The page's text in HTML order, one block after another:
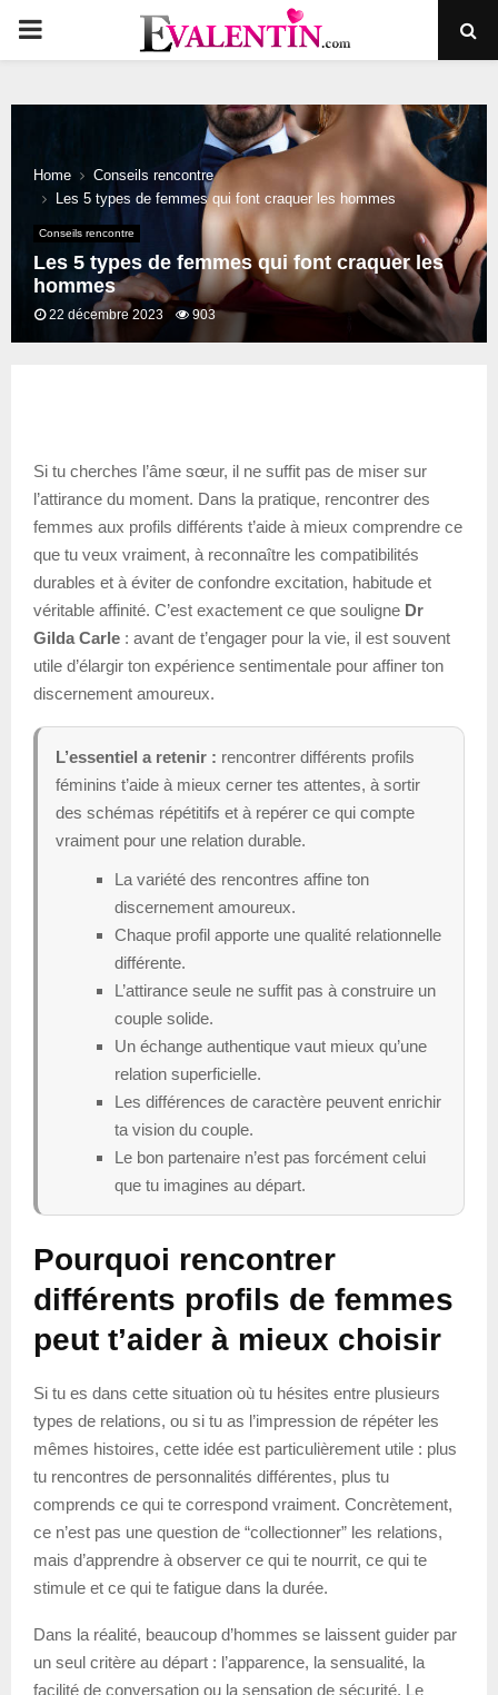
PRIMARY
Home
Conseils rencontre
Les 5 types de femmes qui font craquer les hommes
Conseils rencontre
Les 5 types de femmes qui font craquer les
hommes
22 décembre 2023 903
Si tu cherches l’âme sœur, il ne suffit pas de miser sur
l’attirance du moment. Dans la pratique, rencontrer des
femmes aux profils différents t’aide à mieux comprendre ce
que tu veux vraiment, à reconnaître les compatibilités
durables et à éviter de confondre excitation, habitude et
véritable affinité. C’est exactement ce que souligne Dr
Gilda Carle : avant de t’engager pour la vie, il est souvent
utile d’élargir ton expérience sentimentale pour affiner ton
discernement amoureux.
L’essentiel a retenir : rencontrer différents profils
féminins t’aide à mieux cerner tes attentes, à sortir
des schémas répétitifs et à repérer ce qui compte
vraiment pour une relation durable.
La variété des rencontres affine ton
discernement amoureux.
Chaque profil apporte une qualité relationnelle
différente.
L’attirance seule ne suffit pas à construire un
couple solide.
Un échange authentique vaut mieux qu’une
relation superficielle.
Les différences de caractère peuvent enrichir
ta vision du couple.
Le bon partenaire n’est pas forcément celui
que tu imagines au départ.
Pourquoi rencontrer
différents profils de femmes
peut t’aider à mieux choisir
Si tu es dans cette situation où tu hésites entre plusieurs
types de relations, ou si tu as l’impression de répéter les
mêmes histoires, cette idée est particulièrement utile : plus
tu rencontres de personnalités différentes, plus tu
comprends ce qui te correspond vraiment. Concrètement,
ce n’est pas une question de “collectionner” les relations,
mais d’apprendre à observer ce qui te nourrit, ce qui te
stimule et ce qui te fatigue dans la durée.
Dans la réalité, beaucoup d’hommes se laissent guider par
un seul critère au départ : l’apparence, la sensualité, la
facilité de conversation ou la sensation de sécurité. Le